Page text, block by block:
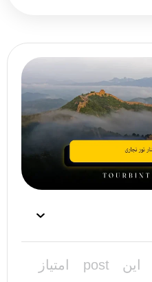
به این post امتیاز